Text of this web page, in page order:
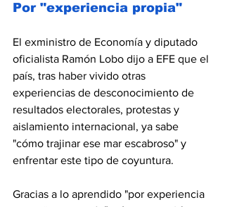
Por "experiencia propia"
El exministro de Economía y diputado
oficialista Ramón Lobo dijo a EFE que el
país, tras haber vivido otras
experiencias de desconocimiento de
resultados electorales, protestas y
aislamiento internacional, ya sabe
"cómo trajinar ese mar escabroso" y
enfrentar este tipo de coyuntura.
Gracias a lo aprendido "por experiencia